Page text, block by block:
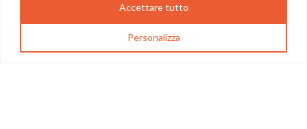
Personalizza
Accettare tutto
095 439815
dei desideri
Cart
Il mio profilo